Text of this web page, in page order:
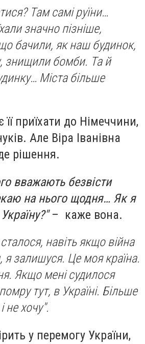
Там самі руїни…
значно пізніше,
бачили, як наш будинок,
знищили бомби. Та й
Міста більше
її приїхати до Німеччини,
Але Віра Іванівна
рішення.
вважають безвісти
на нього щодня… Як я
– каже вона.
навіть якщо війна
я залишуся. Це моя країна.
Якщо мені судилося
тут, в Україні. Більше
не хочу".
у перемогу України,